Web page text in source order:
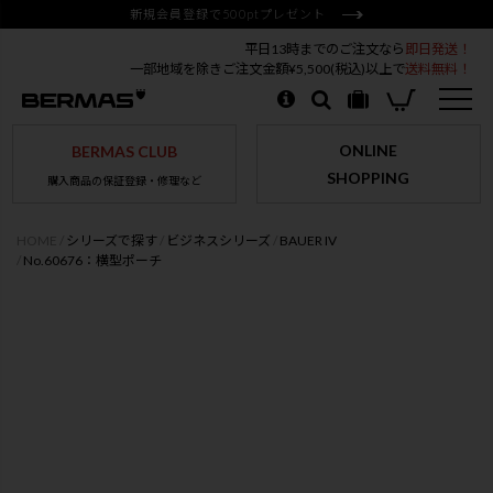
新規会員登録で500ptプレゼント
平日13時までのご注文なら 即日発送！
一部地域を除きご注文金額¥5,500(税込)以上で送料無料！
BERMAS CLUB
購入商品の保証登録・修理など
ONLINE
SHOPPING
シリーズで探す ビジネスシリーズ
BAUER IV
No.60676：横型ポーチ